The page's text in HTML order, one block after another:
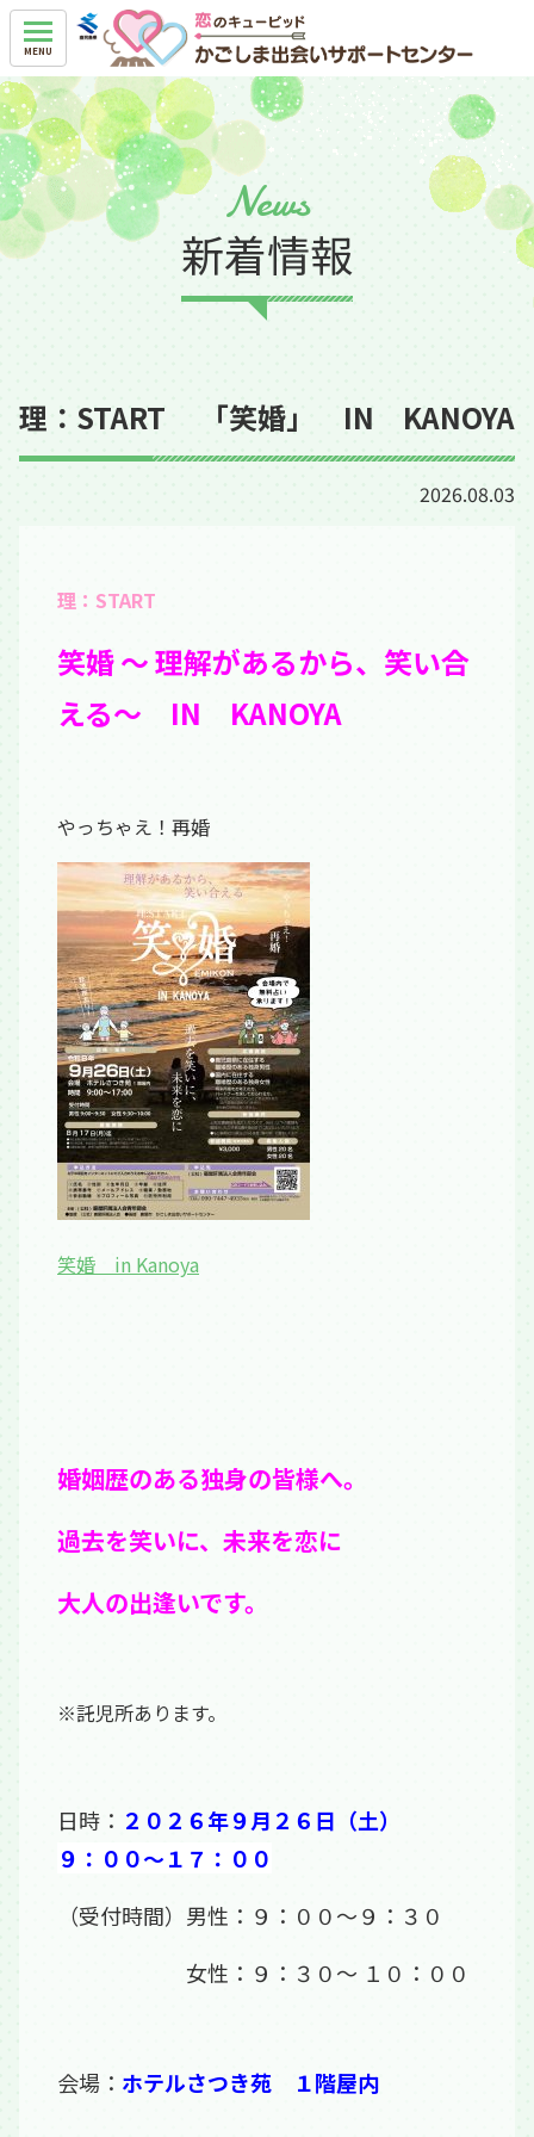
News
新着情報
理：START 「笑婚」 IN KANOYA
2026.08.03
理：START
笑婚 ～ 理解があるから、笑い合
える～ IN KANOYA
やっちゃえ！再婚
笑婚 in Kanoya
婚姻歴のある独身の皆様へ。
過去を笑いに、未来を恋に
大人の出逢いです。
※託児所あります。
日時： ２０２６年９月２６日（土）
９：００～１７：００
（受付時間）男性：９：００～９：３０
女性：９：３０～ １０：００
会場： ホテルさつき苑 １階屋内